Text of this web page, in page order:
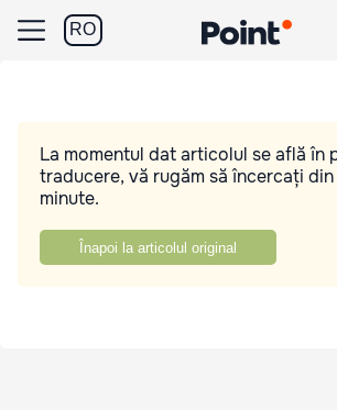
RO
La momentul dat articolul se află în
traducere, vă rugăm să încercați
minute.
Înapoi la articolul original